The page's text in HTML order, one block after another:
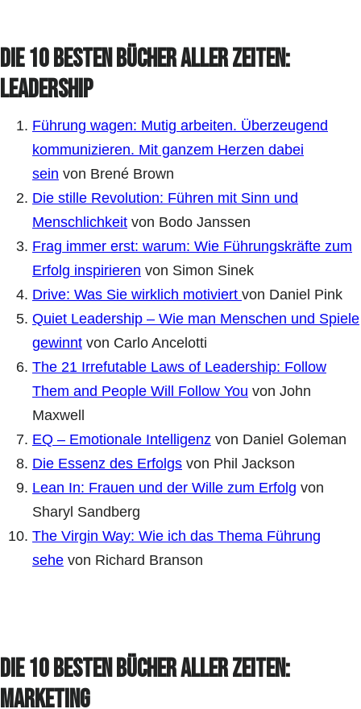
Die 10 besten Bücher aller Zeiten:
Leadership
Führung wagen: Mutig arbeiten. Überzeugend
kommunizieren. Mit ganzem Herzen dabei
sein von Brené Brown
Die stille Revolution: Führen mit Sinn und
Menschlichkeit von Bodo Janssen
Frag immer erst: warum: Wie Führungskräfte zum
Erfolg inspirieren von Simon Sinek
Drive: Was Sie wirklich motiviert von Daniel Pink
Quiet Leadership – Wie man Menschen und Spiele
gewinnt von Carlo Ancelotti
The 21 Irrefutable Laws of Leadership: Follow
Them and People Will Follow You von John
Maxwell
EQ – Emotionale Intelligenz von Daniel Goleman
Die Essenz des Erfolgs von Phil Jackson
Lean In: Frauen und der Wille zum Erfolg von
Sharyl Sandberg
The Virgin Way: Wie ich das Thema Führung
sehe von Richard Branson
Die 10 besten Bücher aller Zeiten:
Marketing